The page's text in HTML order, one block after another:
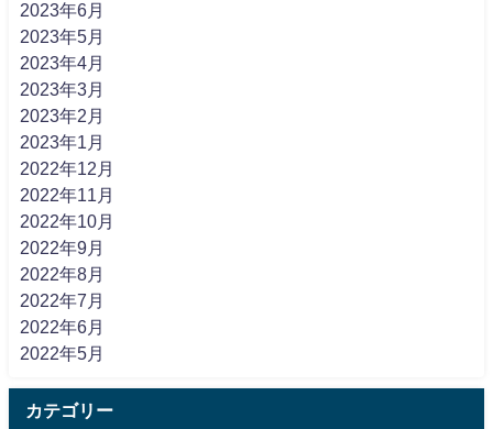
2023年6月
2023年5月
2023年4月
2023年3月
2023年2月
2023年1月
2022年12月
2022年11月
2022年10月
2022年9月
2022年8月
2022年7月
2022年6月
2022年5月
カテゴリー